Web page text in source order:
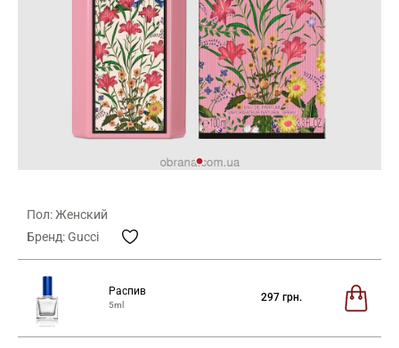
Пол: Женский
Бренд: Gucci
Распив
5ml
297 грн.